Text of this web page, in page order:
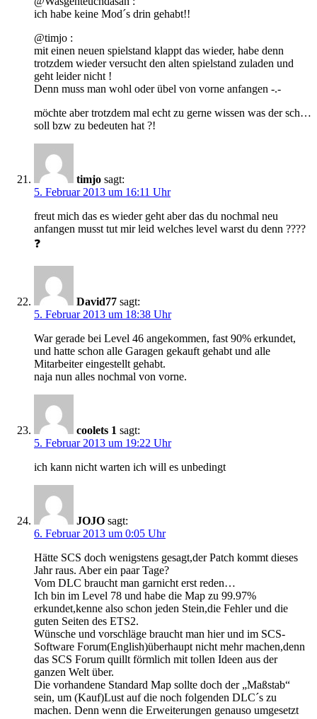
ich habe keine Mod´s drin gehabt!!
@timjo :
mit einen neuen spielstand klappt das wieder, habe denn
trotzdem wieder versucht den alten spielstand zuladen und
geht leider nicht !
Denn muss man wohl oder übel von vorne anfangen -.-
möchte aber trotzdem mal echt zu gerne wissen was der sch…
soll bzw zu bedeuten hat ?!
timjo sagt:
5. Februar 2013 um 16:11 Uhr
freut mich das es wieder geht aber das du nochmal neu
anfangen musst tut mir leid welches level warst du denn ????
❓
David77 sagt:
5. Februar 2013 um 18:38 Uhr
War gerade bei Level 46 angekommen, fast 90% erkundet,
und hatte schon alle Garagen gekauft gehabt und alle
Mitarbeiter eingestellt gehabt.
naja nun alles nochmal von vorne.
coolets 1 sagt:
5. Februar 2013 um 19:22 Uhr
ich kann nicht warten ich will es unbedingt
JOJO sagt:
6. Februar 2013 um 0:05 Uhr
Hätte SCS doch wenigstens gesagt,der Patch kommt dieses
Jahr raus. Aber ein paar Tage?
Vom DLC braucht man garnicht erst reden…
Ich bin im Level 78 und habe die Map zu 99.97%
erkundet,kenne also schon jeden Stein,die Fehler und die
guten Seiten des ETS2.
Wünsche und vorschläge braucht man hier und im SCS-
Software Forum(English)überhaupt nicht mehr machen,denn
das SCS Forum quillt förmlich mit tollen Ideen aus der
ganzen Welt über.
Die vorhandene Standard Map sollte doch der „Maßstab“
sein, um (Kauf)Lust auf die noch folgenden DLC´s zu
machen. Denn wenn die Erweiterungen genauso umgesetzt